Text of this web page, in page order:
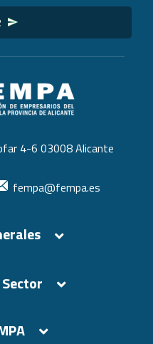
4-6 03008 Alicante
fempa@fempa.es